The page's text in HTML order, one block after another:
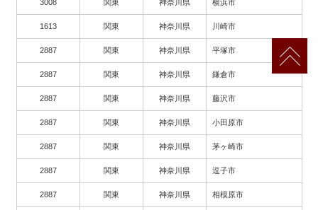
3008 関東 神奈川県 横浜市
1613 関東 神奈川県 川崎市
2887 関東 神奈川県 平塚市
2887 関東 神奈川県 鎌倉市
2887 関東 神奈川県 藤沢市
2887 関東 神奈川県 小田原市
2887 関東 神奈川県 茅ヶ崎市
2887 関東 神奈川県 逗子市
2887 関東 神奈川県 相模原市